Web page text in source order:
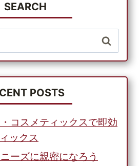
SEARCH
POSTS
コスメティックスで即効
ックス
ーズに親密になろう